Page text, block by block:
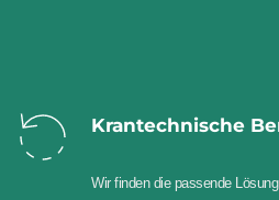
Krantechnische
Wir finden die passende